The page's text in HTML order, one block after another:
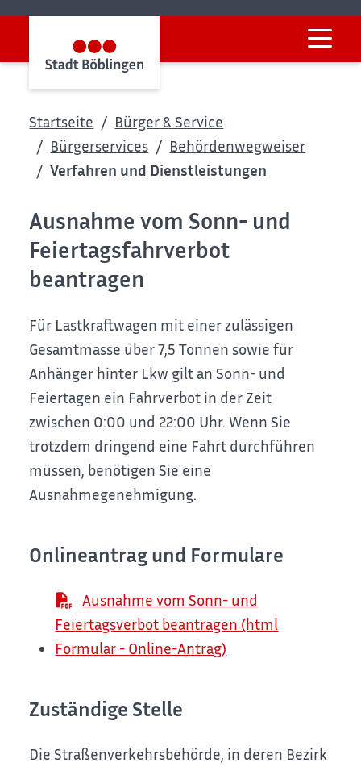
Startseite
Bürger & Service
Bürgerservices
Behördenwegweiser
Verfahren und Dienstleistungen
Ausnahme vom Sonn- und
Feiertagsfahrverbot
beantragen
Für Lastkraftwagen mit einer zulässigen
Gesamtmasse über 7,5 Tonnen sowie für
Anhänger hinter Lkw gilt an Sonn- und
Feiertagen ein Fahrverbot in der Zeit
zwischen 0:00 und 22:00 Uhr. Wenn Sie
trotzdem dringend eine Fahrt durchführen
müssen, benötigen Sie eine
Ausnahmegenehmigung.
Onlineantrag und Formulare
Ausnahme vom Sonn- und
Feiertagsverbot beantragen (html
Formular - Online-Antrag)
Zuständige Stelle
Die Straßenverkehrsbehörde, in deren Bezirk